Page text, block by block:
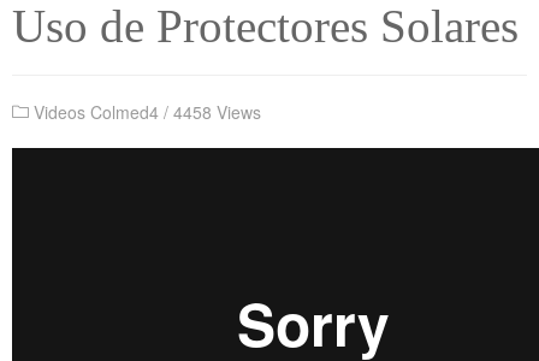
Uso de Protectores Solares
Videos Colmed4 / 4458 Views